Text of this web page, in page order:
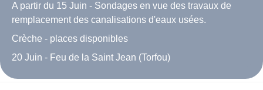
A partir du 15 Juin - Sondages en vue des travaux de
remplacement des canalisations d'eaux usées.
Crèche - places disponibles
20 Juin - Feu de la Saint Jean (Torfou)